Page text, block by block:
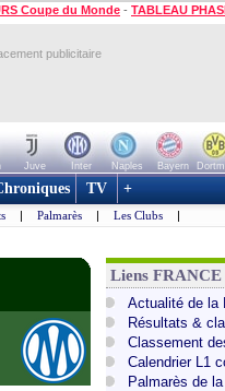
Coupe du Monde - TABLEAU
publicitaire
Juve Inter Naples Bayern
TV +
| Palmarès | Les Clubs |
Liens FRANCE
Actualité de la
Résultats &
Classement
Calendrier L1
Palmarès de